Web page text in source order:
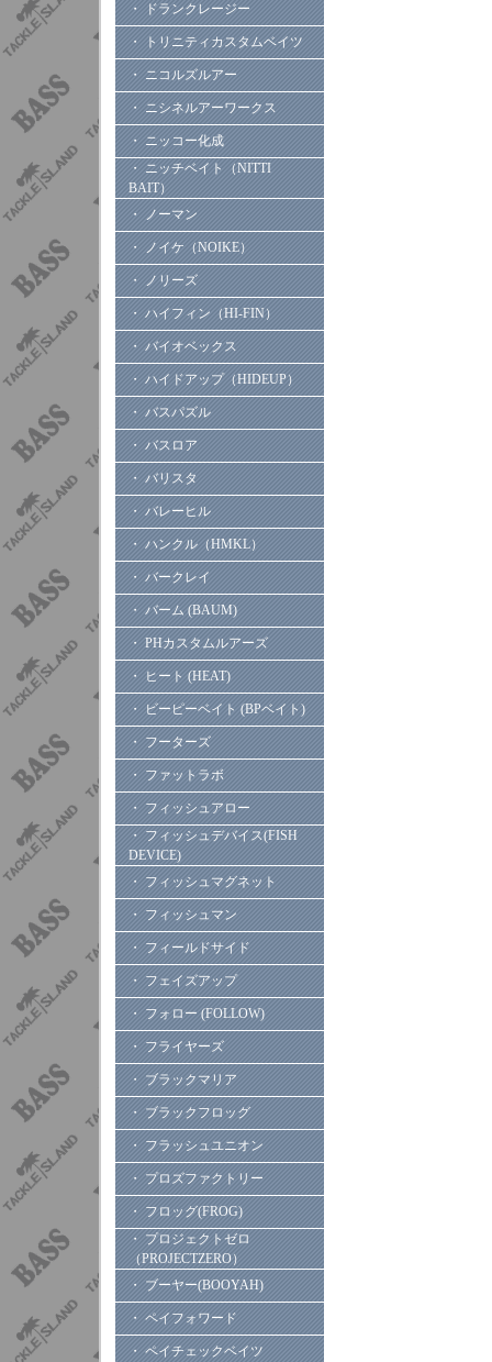
・ ドランクレージー
・ トリニティカスタムベイツ
・ ニコルズルアー
・ ニシネルアーワークス
・ ニッコー化成
・ ニッチベイト（NITTI
BAIT）
・ ノーマン
・ ノイケ（NOIKE）
・ ノリーズ
・ ハイフィン（HI-FIN）
・ バイオベックス
・ ハイドアップ（HIDEUP）
・ バスパズル
・ バスロア
・ バリスタ
・ バレーヒル
・ ハンクル（HMKL）
・ バークレイ
・ バーム (BAUM)
・ PHカスタムルアーズ
・ ヒート (HEAT)
・ ビーピーベイト (BPベイト)
・ フーターズ
・ ファットラボ
・ フィッシュアロー
・ フィッシュデバイス(FISH
DEVICE)
・ フィッシュマグネット
・ フィッシュマン
・ フィールドサイド
・ フェイズアップ
・ フォロー (FOLLOW)
・ フライヤーズ
・ ブラックマリア
・ ブラックフロッグ
・ フラッシュユニオン
・ プロズファクトリー
・ フロッグ(FROG)
・ プロジェクトゼロ
（PROJECTZERO）
・ ブーヤー(BOOYAH)
・ ペイフォワード
・ ペイチェックベイツ